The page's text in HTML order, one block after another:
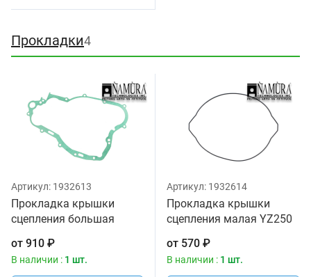
Прокладки4
Артикул: 1932613
Прокладка крышки
сцепления большая
15462-00-00
Производитель Namura
от 910 ₽
В наличии : 1 шт.
Артикул: 1932614
Прокладка крышки
сцепления малая YZ250
00-00 Производитель
Namura
от 570 ₽
В наличии : 1 шт.